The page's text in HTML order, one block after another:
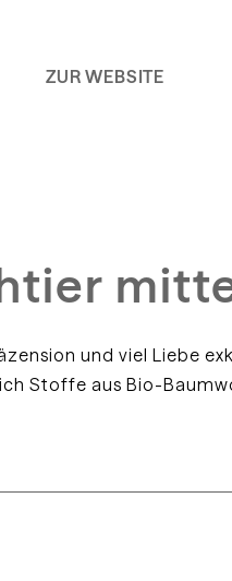
ZUR WEBSITE
und viel Liebe
Stoffe aus Bio-